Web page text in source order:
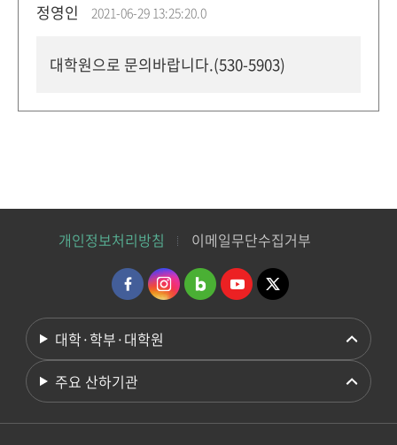
정영인 2021-06-29 13:25:20.0
대학원으로 문의바랍니다.(530-5903)
개인정보처리방침 이메일무단수집거부
대학·학부·대학원
주요 산하기관